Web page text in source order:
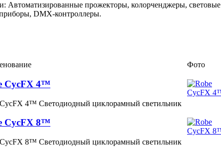
Автоматизированные прожекторы, колорченджеры, световые
DMX-контроллеры.
Фото
CycFX 4™
4™ Светодиодный циклорамный светильник
CycFX 8™
8™ Светодиодный циклорамный светильник